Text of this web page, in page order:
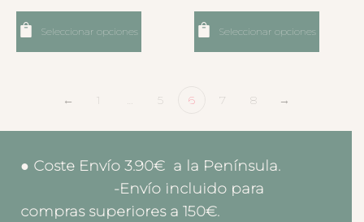
Seleccionar opciones Seleccionar opciones
← 1 … 5 6 7 8 →
● Coste Envío 3.90€ a la Península.
-Envío incluido para
compras superiores a 150€.